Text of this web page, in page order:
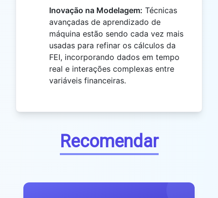
Inovação na Modelagem: Técnicas
avançadas de aprendizado de
máquina estão sendo cada vez mais
usadas para refinar os cálculos da
FEI, incorporando dados em tempo
real e interações complexas entre
variáveis financeiras.
Recomendar